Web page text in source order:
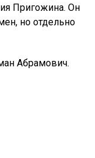
Пригожина. Он
но отдельно
Абрамович.